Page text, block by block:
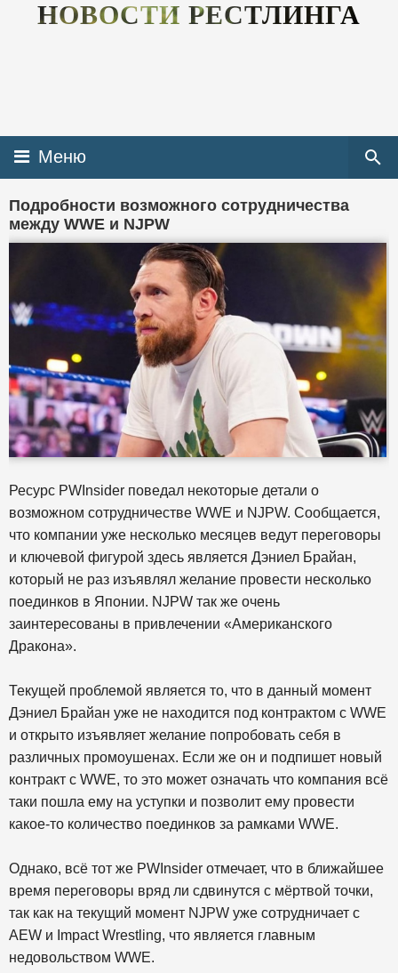
НОВОСТИ РЕСТЛИНГА
Меню
Подробности возможного сотрудничества
между WWE и NJPW
Ресурс PWInsider поведал некоторые детали о
возможном сотрудничестве WWE и NJPW. Сообщается,
что компании уже несколько месяцев ведут переговоры
и ключевой фигурой здесь является Дэниел Брайан,
который не раз изъявлял желание провести несколько
поединков в Японии. NJPW так же очень
заинтересованы в привлечении «Американского
Дракона».
Текущей проблемой является то, что в данный момент
Дэниел Брайан уже не находится под контрактом с WWE
и открыто изъявляет желание попробовать себя в
различных промоушенах. Если же он и подпишет новый
контракт с WWE, то это может означать что компания всё
таки пошла ему на уступки и позволит ему провести
какое-то количество поединков за рамками WWE.
Однако, всё тот же PWInsider отмечает, что в ближайшее
время переговоры вряд ли сдвинутся с мёртвой точки,
так как на текущий момент NJPW уже сотрудничает с
AEW и Impact Wrestling, что является главным
недовольством WWE.